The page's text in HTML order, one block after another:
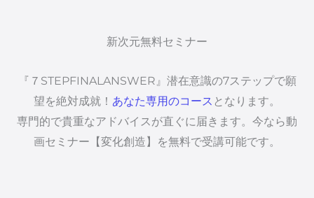
新次元無料セミナー
『７STEPFINALANSWER』潜在意識の7ステップで願
望を絶対成就！ あなた専用のコース となります。
専門的で貴重なアドバイスが直ぐに届きます。今なら動
画セミナー【変化創造】を無料で受講可能です。